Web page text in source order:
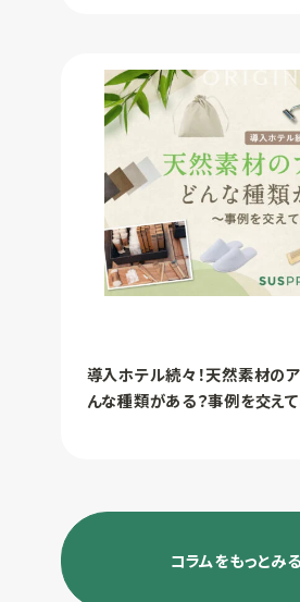
導入ホテル続々！天然素材の
んな種類がある？事例を交え
コラムをもっとみる